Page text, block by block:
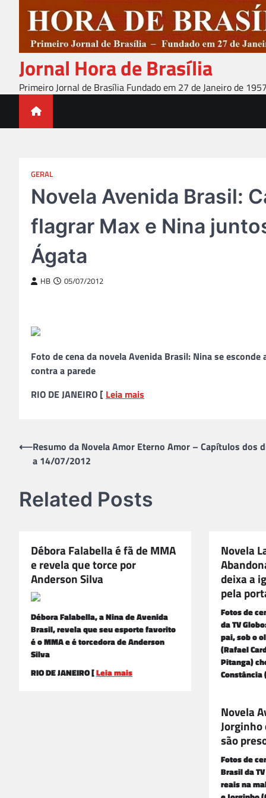
content
Jornal Hora de Brasília
Primeiro Jornal de Brasília Fundado em 27 de Janeiro de 1957
GERAL
Novela Avenida Brasil:
flagrar Max e Nina
Ágata
HB 05/07/2012
Foto de cena da novela Avenida Brasil: Nina se
contra a parede
RIO DE JANEIRO [ Leia mais
Navegação
⟵Resumo da Novela Amor Eterno Amor – Capítulos dos
a 14/07/2012
Related Posts
Débora Falabella é fã de MMA
e revela que torce por
Anderson Silva
Débora Falabella, a Nina de Avenida
Brasil, revela que seu esporte favorito
é o MMA e é torcedora de Anderson
Silva
RIO DE JANEIRO [Leia mais
Novela
deixa a
pela
Fotos de
da TV
pai, sob o
(Rafael
Pitanga)
Novela
Jorginho
são
Fotos de
Brasil da
reais na